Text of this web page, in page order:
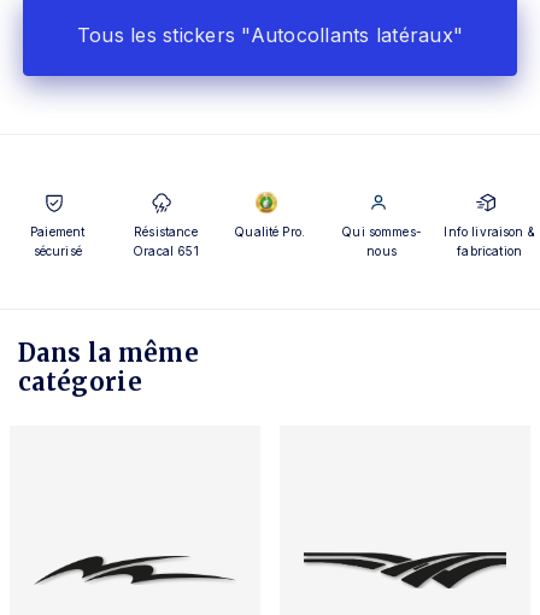
Tous les stickers "Autocollants latéraux"
Paiement
sécurisé
Résistance
Oracal 651
Qualité Pro.
Qui sommes-
nous
Info livraison &
fabrication
Dans la même
catégorie